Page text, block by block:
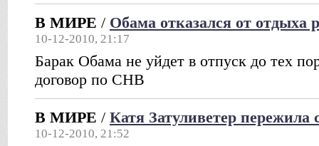
В МИРЕ / Обама отказался от отдыха
10-12-2010, 21:17
Барак Обама не уйдет в отпуск до тех
договор по СНВ
В МИРЕ / Катя Затуливетер пережила
10-12-2010, 21:52